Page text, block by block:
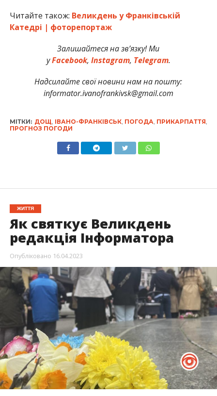
Читайте також: Великдень у Франківській
Катедрі | фоторепортаж
Залишайтеся на зв’язку! Ми
уFacebook, Instagram, Telegram.
Надсилайте свої новини нам на пошту:
informator.ivanofrankivsk@gmail.com
МІТКИ: ДОЩ ІВАНО-ФРАНКІВСЬК, ПОГОДА ПРИКАРПАТТЯ
ПРОГНОЗ ПОГОДИ
ЖИТТЯ
Як святкує Великдень
редакція Інформатора
Опубліковано 16.04.2023